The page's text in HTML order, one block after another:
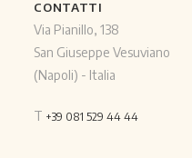
CONTATTI
Via Pianillo, 138
San Giuseppe Vesuviano
(Napoli) - Italia
T +39 081 529 44 44